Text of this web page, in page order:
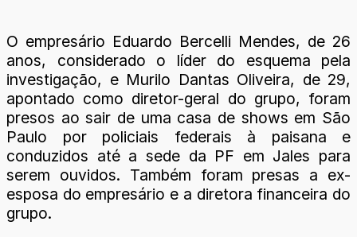
O empresário Eduardo Bercelli Mendes, de 26
anos, considerado o líder do esquema pela
investigação, e Murilo Dantas Oliveira, de 29,
apontado como diretor-geral do grupo, foram
presos ao sair de uma casa de shows em São
Paulo por policiais federais à paisana e
conduzidos até a sede da PF em Jales para
serem ouvidos. Também foram presas a ex-
esposa do empresário e a diretora financeira do
grupo.